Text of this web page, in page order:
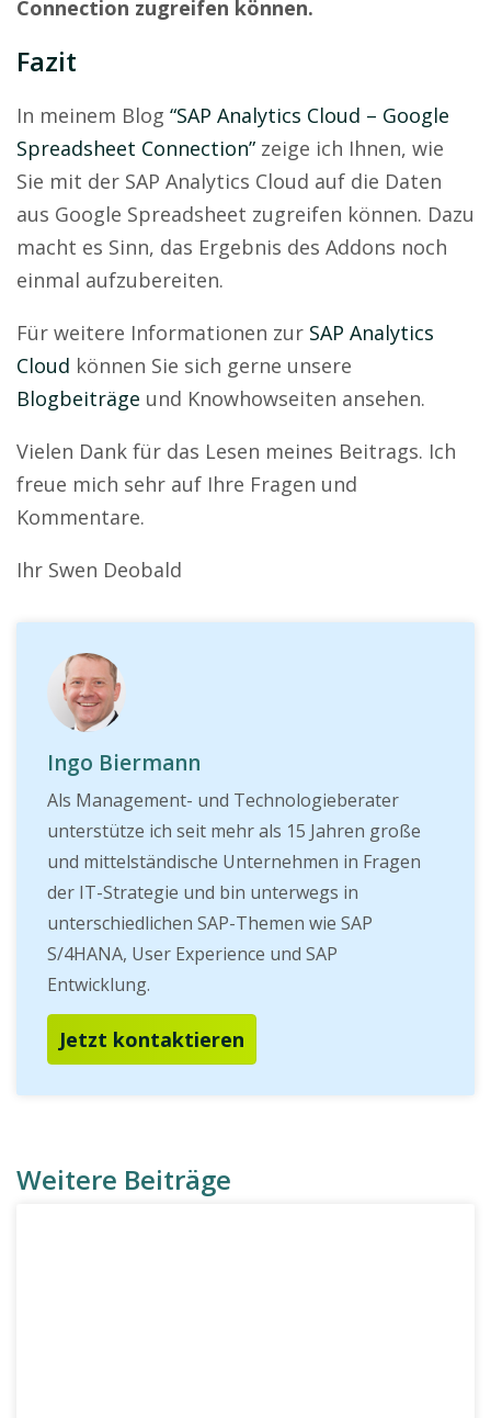
Connection zugreifen können.
Fazit
In meinem Blog “SAP Analytics Cloud – Google
Spreadsheet Connection” zeige ich Ihnen, wie
Sie mit der SAP Analytics Cloud auf die Daten
aus Google Spreadsheet zugreifen können. Dazu
macht es Sinn, das Ergebnis des Addons noch
einmal aufzubereiten.
Für weitere Informationen zur SAP Analytics
Cloud können Sie sich gerne unsere
Blogbeiträge und Knowhowseiten ansehen.
Vielen Dank für das Lesen meines Beitrags. Ich
freue mich sehr auf Ihre Fragen und
Kommentare.
Ihr Swen Deobald
Ingo Biermann
Als Management- und Technologieberater
unterstütze ich seit mehr als 15 Jahren große
und mittelständische Unternehmen in Fragen
der IT-Strategie und bin unterwegs in
unterschiedlichen SAP-Themen wie SAP
S/4HANA, User Experience und SAP
Entwicklung.
Jetzt kontaktieren
Weitere Beiträge